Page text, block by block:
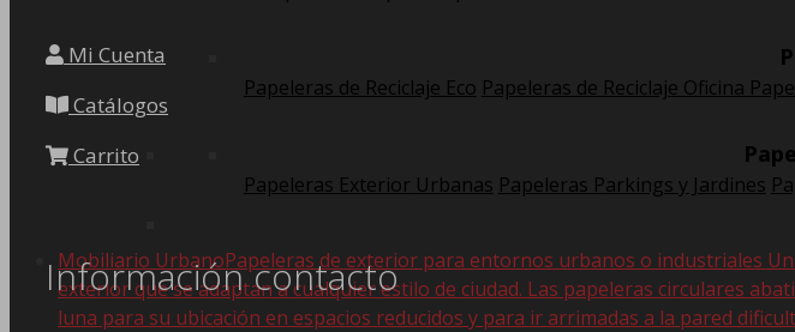
Papeleras de Reciclaje Eco Papeleras de Reciclaje Oficina
Papeleras Exterior Urbanas Papeleras Parkings y Jardines
Mobiliario UrbanoPapeleras de exterior para entornos urbanos o industriales
exterior que se adaptan a cualquier estilo de ciudad. Las papeleras circulares
luna para su ubicación en espacios reducidos y para ir arrimadas a la pared
Mi Cuenta
Catálogos
Carrito
Información contacto